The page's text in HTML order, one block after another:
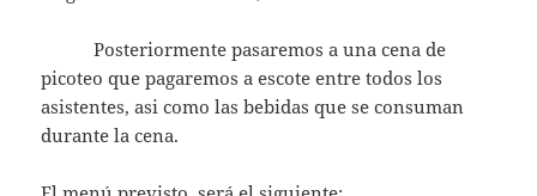
Posteriormente pasaremos a una cena de
picoteo que pagaremos a escote entre todos los
asistentes, asi como las bebidas que se consuman
durante la cena.